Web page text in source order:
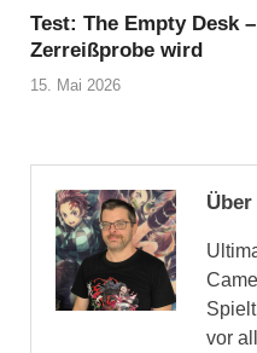
Test: The Empty Desk
Zerreißprobe wird
15. Mai 2026
vor